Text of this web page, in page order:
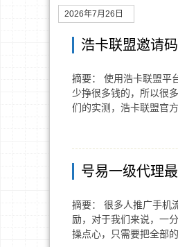
2026年7月26日
浩卡联盟邀请
摘要： 使用浩卡联盟平
少挣很多钱的，所以很
们的实测，浩卡联盟官
号易一级代理
摘要： 很多人推广手机
励，对于我们来说，一
操点心，只需要把全部